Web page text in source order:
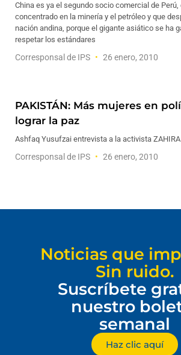
China es ya el segundo socio comercial de Perú,
concentrado en la minería y el petróleo y que
nación andina, porque el gigante asiático se ha
respetar los estándares
Corresponsal de IPS 26 enero, 2010
PAKISTÁN: Más mujeres en
lograr la paz
Ashfaq Yusufzai entrevista a la activista ZAHIRA
Corresponsal de IPS 26 enero, 2010
Noticias que
Sin ruido.
Suscríbete
nuestro
semanal
Haz clic aquí